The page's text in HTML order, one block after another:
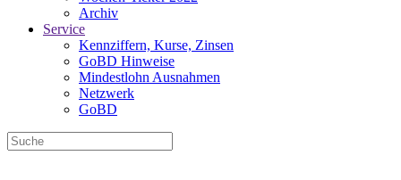
Archiv
Service
Kennziffern, Kurse, Zinsen
GoBD Hinweise
Mindestlohn Ausnahmen
Netzwerk
GoBD